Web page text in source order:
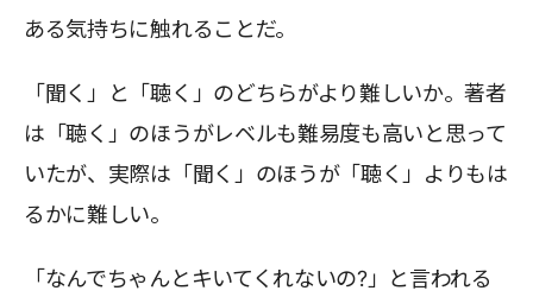
ある気持ちに触れることだ。
「聞く」と「聴く」のどちらがより難しいか。著者
は「聴く」のほうがレベルも難易度も高いと思って
いたが、実際は「聞く」のほうが「聴く」よりもは
るかに難しい。
「なんでちゃんとキいてくれないの?」と言われる